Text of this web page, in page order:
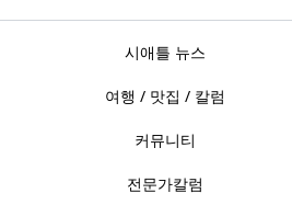
시애틀 뉴스
여행 / 맛집 / 칼럼
커뮤니티
전문가칼럼